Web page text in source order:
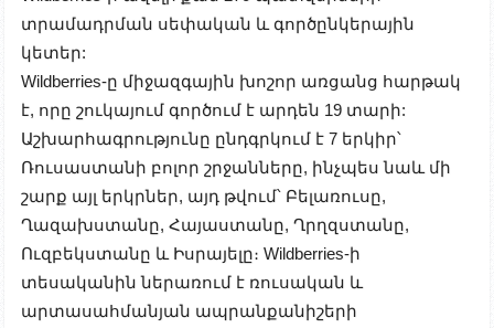
տրամադրման սեփական և գործընկերային
կետեր:
Wildberries-ը միջազգային խոշոր առցանց հարթակ
է, որը շուկայում գործում է արդեն 19 տարի:
Աշխարհագրությունը ընդգրկում է 7 երկիր՝
Ռուսաստանի բոլոր շրջանները, ինչպես նաև մի
շարք այլ երկրներ, այդ թվում՝ Բելառուսը,
Ղազախստանը, Հայաստանը, Ղրղզստանը,
Ուզբեկստանը և Իսրայելը։ Wildberries-ի
տեսականին ներառում է ռուսական և
արտասահմանյան ապրանքանիշերի